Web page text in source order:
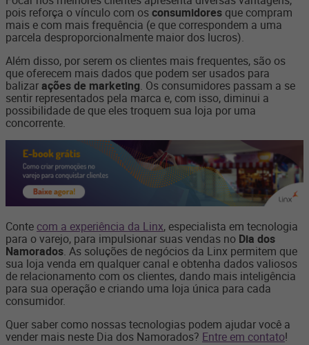
pois reforça o vínculo com osconsumidores que compram
mais e com mais frequência (e que correspondem a uma
parcela desproporcionalmente maior dos lucros).
Além disso, por serem os clientes mais frequentes, são os
que oferecem mais dados que podem ser usados para
balizarações de marketing. Os consumidores passam a se
sentir representados pela marca e, com isso, diminui a
possibilidade de que eles troquem sua loja por uma
concorrente.
Conte com a experiência da Linx, especialista em tecnologia
para o varejo, para impulsionar suas vendas no Dia dos
Namorados. As soluções de negócios da Linx permitem que
sua loja venda em qualquer canal e obtenha dados valiosos
de relacionamento com os clientes, dando mais inteligência
para sua operação e criando uma loja única para cada
consumidor.
Quer saber como nossas tecnologias podem ajudar você a
vender mais neste Dia dos Namorados? Entre em contato!